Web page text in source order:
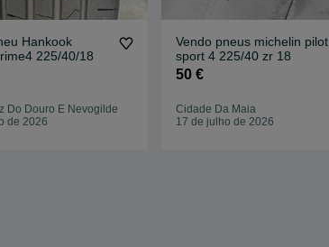
Hankook
225/40/18
Do Douro E Nevogilde
de 2026
Vendo pneus michelin pilot
sport 4 225/40 zr 18
50 €
Cidade Da Maia
17 de julho de 2026